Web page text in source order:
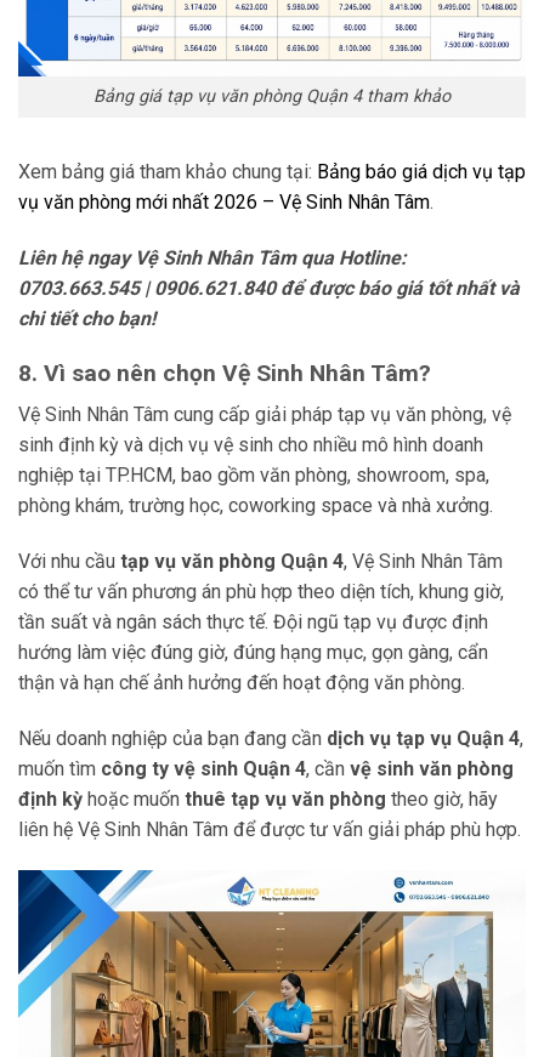
Bảng giá tạp vụ văn phòng Quận 4 tham khảo
Xem bảng giá tham khảo chung tại: Bảng báo giá dịch vụ tạp
vụ văn phòng mới nhất 2026 – Vệ Sinh Nhân Tâm.
Liên hệ ngay Vệ Sinh Nhân Tâm qua Hotline:
0703.663.545 | 0906.621.840 để được báo giá tốt nhất và
chi tiết cho bạn!
8. Vì sao nên chọn Vệ Sinh Nhân Tâm?
Vệ Sinh Nhân Tâm cung cấp giải pháp tạp vụ văn phòng, vệ
sinh định kỳ và dịch vụ vệ sinh cho nhiều mô hình doanh
nghiệp tại TP.HCM, bao gồm văn phòng, showroom, spa,
phòng khám, trường học, coworking space và nhà xưởng.
Với nhu cầu tạp vụ văn phòng Quận 4, Vệ Sinh Nhân Tâm
có thể tư vấn phương án phù hợp theo diện tích, khung giờ,
tần suất và ngân sách thực tế. Đội ngũ tạp vụ được định
hướng làm việc đúng giờ, đúng hạng mục, gọn gàng, cẩn
thận và hạn chế ảnh hưởng đến hoạt động văn phòng.
Nếu doanh nghiệp của bạn đang cần dịch vụ tạp vụ Quận 4,
muốn tìm công ty vệ sinh Quận 4, cần vệ sinh văn phòng
định kỳ hoặc muốn thuê tạp vụ văn phòng theo giờ, hãy
liên hệ Vệ Sinh Nhân Tâm để được tư vấn giải pháp phù hợp.